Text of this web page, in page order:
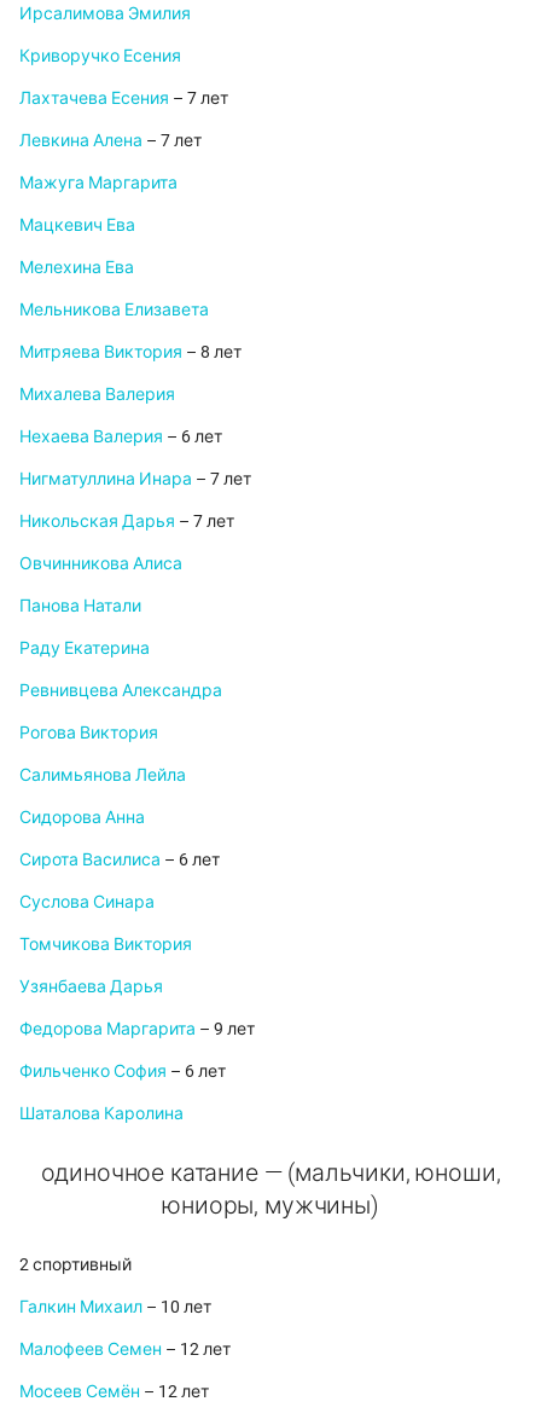
Ирсалимова Эмилия
Криворучко Есения
Лахтачева Есения – 7 лет
Левкина Алена – 7 лет
Мажуга Маргарита
Мацкевич Ева
Мелехина Ева
Мельникова Елизавета
Митряева Виктория – 8 лет
Михалева Валерия
Нехаева Валерия – 6 лет
Нигматуллина Инара – 7 лет
Никольская Дарья – 7 лет
Овчинникова Алиса
Панова Натали
Раду Екатерина
Ревнивцева Александра
Рогова Виктория
Салимьянова Лейла
Сидорова Анна
Сирота Василиса – 6 лет
Суслова Синара
Томчикова Виктория
Узянбаева Дарья
Федорова Маргарита – 9 лет
Фильченко София – 6 лет
Шаталова Каролина
одиночное катание — (мальчики, юноши,
юниоры, мужчины)
2 спортивный
Галкин Михаил – 10 лет
Малофеев Семен – 12 лет
Мосеев Семён – 12 лет